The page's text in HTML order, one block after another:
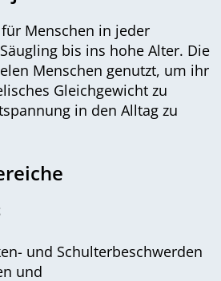
Menschen in jeder
bis ins hohe Alter. Die
Menschen genutzt, um ihr
Gleichgewicht zu
in den Alltag zu
und Schulterbeschwerden
und